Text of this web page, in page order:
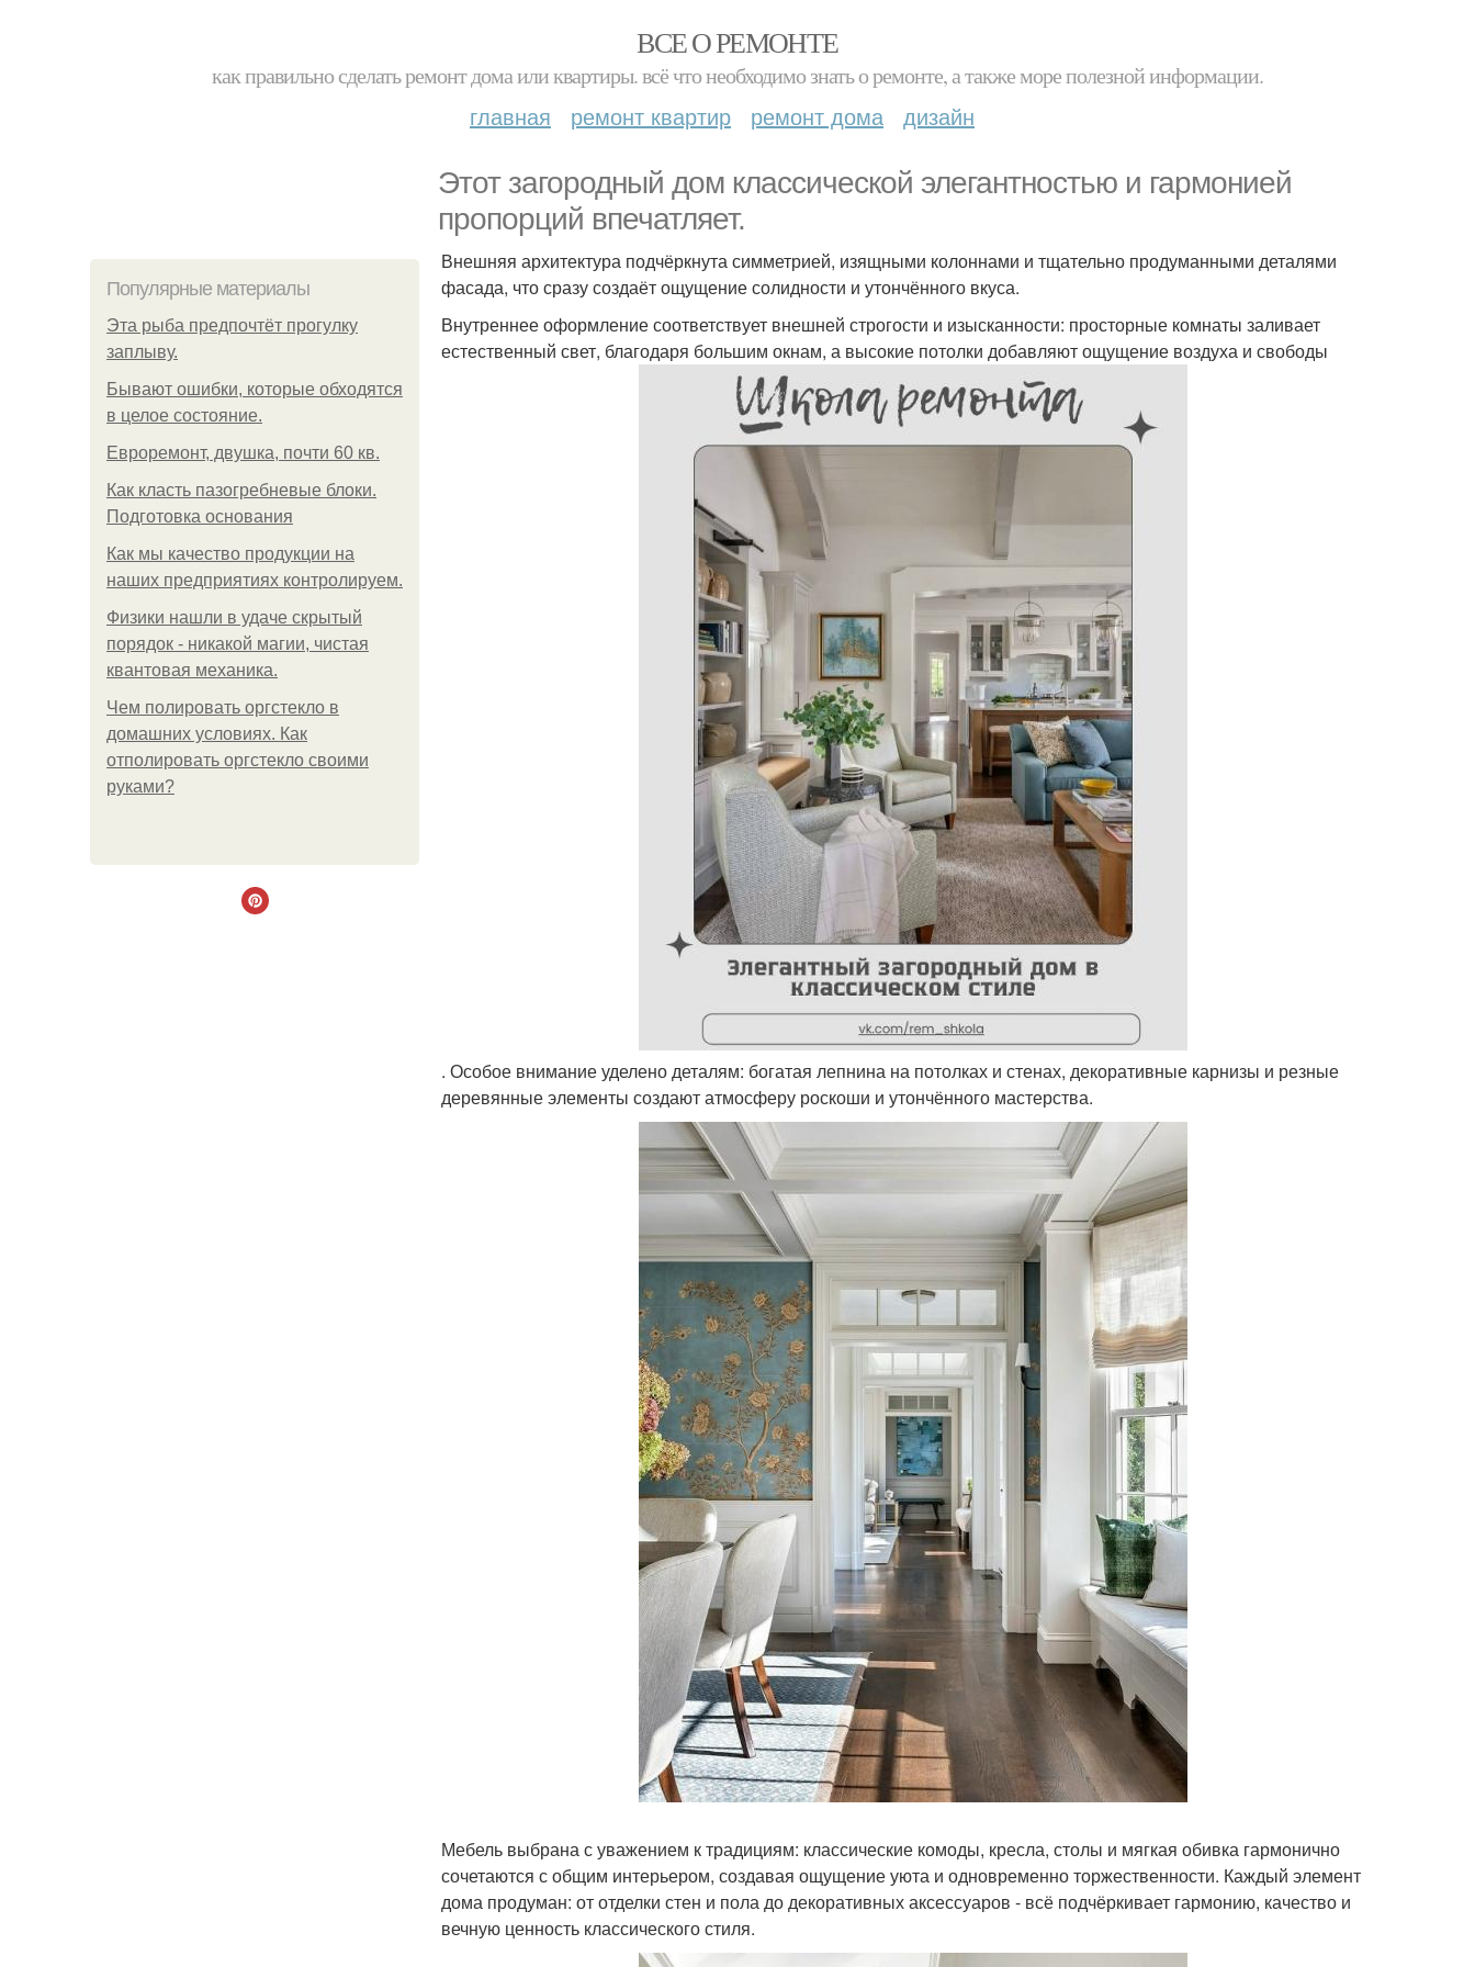
ВСЕ О РЕМОНТЕ
как правильно сделать ремонт дома или квартиры. всё что необходимо знать о ремонте, а также море полезной информации.
главная ремонт квартир ремонт дома дизайн
Этот загородный дом классической элегантностью и гармонией
пропорций впечатляет.
Популярные материалы
Эта рыба предпочтёт прогулку
заплыву.
Бывают ошибки, которые обходятся
в целое состояние.
Евроремонт, двушка, почти 60 кв.
Как класть пазогребневые блоки.
Подготовка основания
Как мы качество продукции на
наших предприятиях контролируем.
Физики нашли в удаче скрытый
порядок - никакой магии, чистая
квантовая механика.
Чем полировать оргстекло в
домашних условиях. Как
отполировать оргстекло своими
руками?
Внешняя архитектура подчёркнута симметрией, изящными колоннами и тщательно продуманными деталями
фасада, что сразу создаёт ощущение солидности и утончённого вкуса.
Внутреннее оформление соответствует внешней строгости и изысканности: просторные комнаты заливает
естественный свет, благодаря большим окнам, а высокие потолки добавляют ощущение воздуха и свободы
. Особое внимание уделено деталям: богатая лепнина на потолках и стенах, декоративные карнизы и резные
деревянные элементы создают атмосферу роскоши и утончённого мастерства.
Мебель выбрана с уважением к традициям: классические комоды, кресла, столы и мягкая обивка гармонично
сочетаются с общим интерьером, создавая ощущение уюта и одновременно торжественности. Каждый элемент
дома продуман: от отделки стен и пола до декоративных аксессуаров - всё подчёркивает гармонию, качество и
вечную ценность классического стиля.